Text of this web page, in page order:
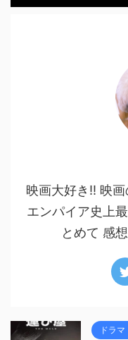
映画大好き!! 映画
エンパイア史上
とめて 感
ドラ